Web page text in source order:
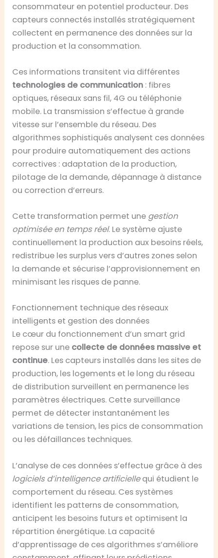
consommateur en potentiel producteur. Des
capteurs connectés installés stratégiquement
collectent en permanence des données sur la
production et la consommation.
Ces informations transitent via différentes
technologies de communication : fibres
optiques, réseaux sans fil, 4G ou téléphonie
mobile. La transmission s’effectue à grande
vitesse sur l’ensemble du réseau. Des
algorithmes sophistiqués analysent ces données
pour produire automatiquement des actions
correctives : adaptation de la production,
pilotage de la demande, dépannage à distance
ou correction d’erreurs.
Cette transformation permet une gestion
optimisée en temps réel. Le système ajuste
continuellement la production aux besoins réels,
redistribue les surplus vers d’autres zones selon
la demande et sécurise l’approvisionnement en
minimisant les risques de panne.
Fonctionnement technique des réseaux
intelligents et gestion des données
Le cœur du fonctionnement d’un smart grid
repose sur une collecte de données massive et
continue. Les capteurs installés dans les sites de
production, les logements et le long du réseau
de distribution surveillent en permanence les
paramètres électriques. Cette surveillance
permet de détecter instantanément les
variations de tension, les pics de consommation
ou les défaillances techniques.
L’analyse de ces données s’effectue grâce à des
logiciels d’intelligence artificiellequi étudient le
comportement du réseau. Ces systèmes
identifient les patterns de consommation,
anticipent les besoins futurs et optimisent la
répartition énergétique. La capacité
d’apprentissage de ces algorithmes s’améliore